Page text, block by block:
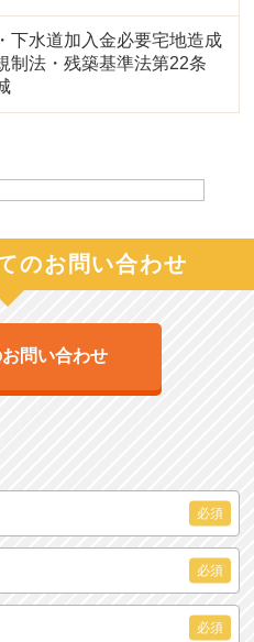
下水道加入金必要宅地造成
制法・残築基準法第22条
のお問い合わせ
問い合わせ
必須
必須
必須